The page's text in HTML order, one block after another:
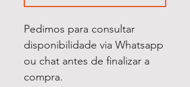
Pedimos para consultar
disponibilidade via Whatsapp
ou chat antes de finalizar a
compra.